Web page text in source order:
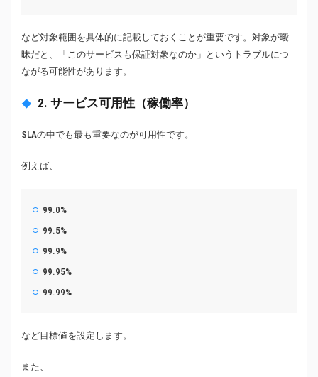
など対象範囲を具体的に記載しておくことが重要です。対象が曖
昧だと、「このサービスも保証対象なのか」というトラブルにつ
ながる可能性があります。
2. サービス可用性（稼働率）
SLAの中でも最も重要なのが可用性です。
例えば、
99.0%
99.5%
99.9%
99.95%
99.99%
など目標値を設定します。
また、